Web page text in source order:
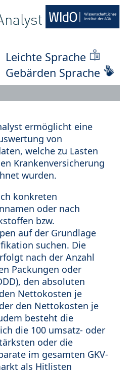
Leichte Sprache
Gebärden Sprache
ermöglicht eine
von
welche zu Lasten
Krankenversicherung
wurden.
konkreten
oder nach
bzw.
auf der Grundlage
suchen. Die
nach der Anzahl
Packungen oder
den absoluten
Nettokosten je
den Nettokosten je
besteht die
die 100 umsatz- oder
oder die
im gesamten GKV-
als Hitlisten